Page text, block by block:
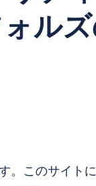
ル
。このサイト